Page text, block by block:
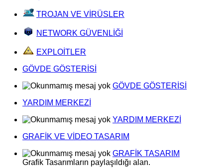
TROJAN VE VİRÜSLER
NETWORK GÜVENLİĞİ
EXPLOİTLER
GÖVDE GÖSTERİSİ
GÖVDE GÖSTERİSİ
YARDIM MERKEZİ
YARDIM MERKEZİ
GRAFİK VE VİDEO TASARIM
GRAFİK TASARIM
Grafik Tasarımların paylaşıldığı alan.